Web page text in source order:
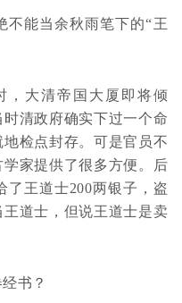
不能当余秋雨笔下的“王
，大清帝国大厦即将倾
清政府确实下过一个命
检点封存。可是官员不
家提供了很多方便。后
了王道士200两银子，盗
道士，但说王道士是卖
书？